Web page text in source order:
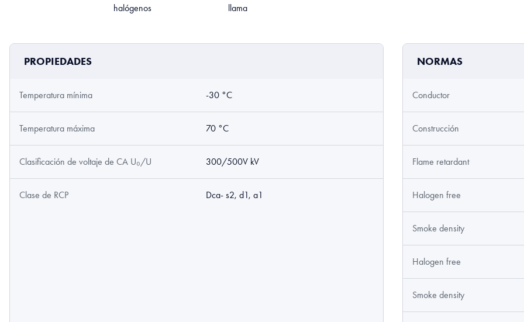
halógenos
llama
PROPIEDADES
Temperatura mínima -30 °C
Temperatura máxima 70 °C
Clasificación de voltaje de CA U₀/U 300/500V kV
Clase de RCP Dca- s2, d1, a1
NORMAS
Conductor
Construcción
Flame retardant
Halogen free
Smoke density
Halogen free
Smoke density